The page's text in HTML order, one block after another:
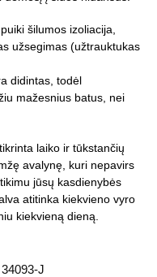
šilumos izoliacija,
užsegimas (užtrauktukas
didintas, todėl
mažesnius batus, nei
laiko ir tūkstančių
avalynę, kuri nepavirs
jūsų kasdienybės
atitinka kiekvieno vyro
kiekvieną dieną.
34093-J